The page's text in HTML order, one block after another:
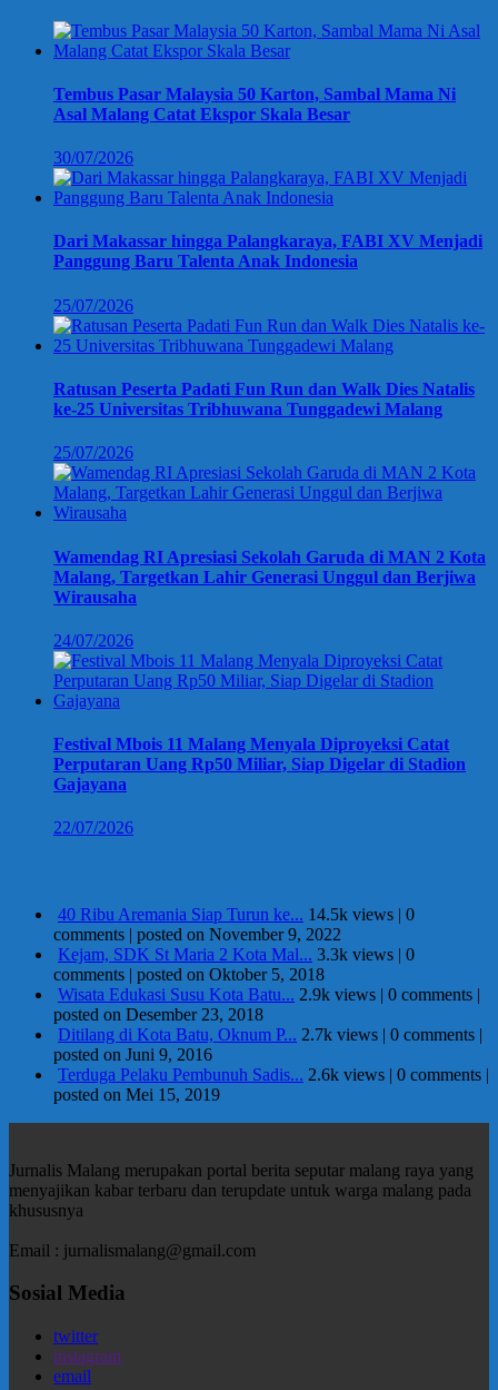
Tembus Pasar Malaysia 50 Karton, Sambal Mama Ni
Asal Malang Catat Ekspor Skala Besar
30/07/2026
Dari Makassar hingga Palangkaraya, FABI XV Menjadi
Panggung Baru Talenta Anak Indonesia
25/07/2026
Ratusan Peserta Padati Fun Run dan Walk Dies Natalis
ke-25 Universitas Tribhuwana Tunggadewi Malang
25/07/2026
Wamendag RI Apresiasi Sekolah Garuda di MAN 2 Kota
Malang, Targetkan Lahir Generasi Unggul dan Berjiwa
Wirausaha
24/07/2026
Festival Mbois 11 Malang Menyala Diproyeksi Catat
Perputaran Uang Rp50 Miliar, Siap Digelar di Stadion
Gajayana
22/07/2026
40 Ribu Aremania Siap Turun ke... 14.5k views | 0
comments | posted on November 9, 2022
Kejam, SDK St Maria 2 Kota Mal... 3.3k views | 0
comments | posted on Oktober 5, 2018
Wisata Edukasi Susu Kota Batu... 2.9k views | 0 comments |
posted on Desember 23, 2018
Ditilang di Kota Batu, Oknum P... 2.7k views | 0 comments |
posted on Juni 9, 2016
Terduga Pelaku Pembunuh Sadis... 2.6k views | 0 comments |
posted on Mei 15, 2019
Jurnalis Malang merupakan portal berita seputar malang raya yang
menyajikan kabar terbaru dan terupdate untuk warga malang pada
khususnya
Email : jurnalismalang@gmail.com
Sosial Media
twitter
instagram
email